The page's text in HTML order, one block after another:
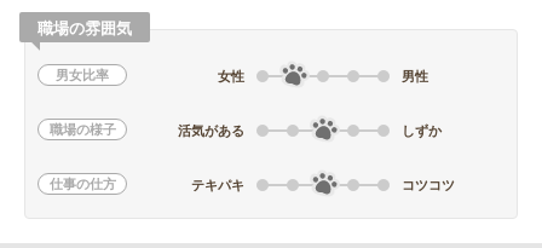
職場の雰囲気
男女比率 女性 男性
職場の様子 活気がある しずか
仕事の仕方 テキパキ コツコツ